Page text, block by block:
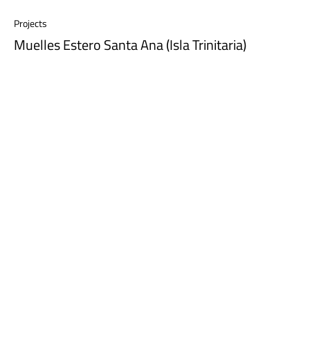
Projects
Muelles Estero Santa Ana (Isla Trinitaria)